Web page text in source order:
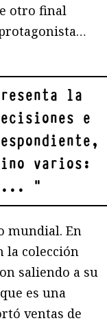
otro final
la
e
varios:
"
mundial. En
la colección
saliendo a su
es una
ventas de